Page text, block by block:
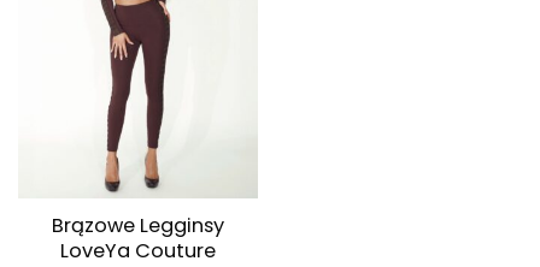
Brązowe Legginsy
LoveYa Couture